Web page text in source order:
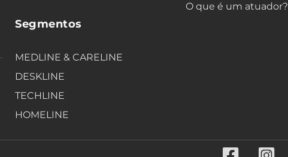
Segmentos
MEDLINE & CARELINE
DESKLINE
TECHLINE
HOMELINE
O que é um atuador?